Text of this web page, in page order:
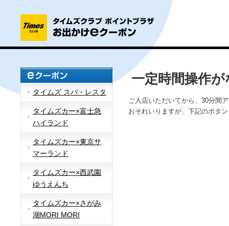
タイムズ スパ・レスタ
タイムズカー×富士急
ハイランド
タイムズカー×東京サ
マーランド
タイムズカー×西武園
ゆうえんち
タイムズカー×さがみ
湖MORI MORI
一定時間操作
ご入店いただいてから、30分間
おそれいりますが、下記のボタ